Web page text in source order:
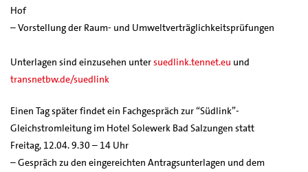
Hof
– Vorstellung der Raum- und Umweltverträglichkeitsprüfungen
Unterlagen sind einzusehen untersuedlink.tennet.eu und
transnetbw.de/suedlink
Einen Tag später findet ein Fachgespräch zur “Südlink”-
Gleichstromleitung im Hotel Solewerk Bad Salzungen statt
Freitag, 12.04. 9.30 – 14 Uhr
– Gespräch zu den eingereichten Antragsunterlagen und dem